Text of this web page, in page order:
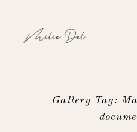
Gallery Tag: